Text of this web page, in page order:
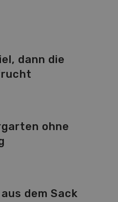
dann die
ohne
dem Sack